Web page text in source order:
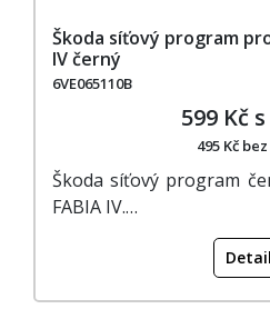
Škoda síťový program
IV černý
6VE065110B
599 Kč
495 Kč
Škoda síťový program
FABIA IV.…
Detail